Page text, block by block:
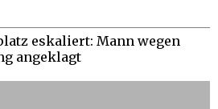
eskaliert: Mann wegen
angeklagt